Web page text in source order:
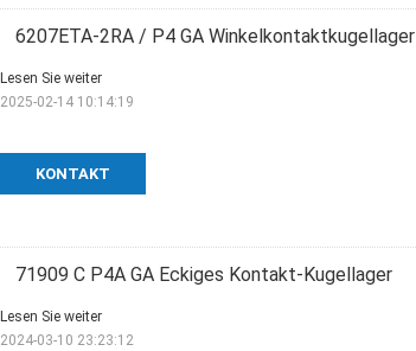
6207ETA-2RA / P4 GA Winkelkontaktkugellager
KONTAKT
Lesen Sie weiter
2025-02-14 10:14:19
71909 C P4A GA Eckiges Kontakt-Kugellager
Lesen Sie weiter
2024-03-10 23:23:12